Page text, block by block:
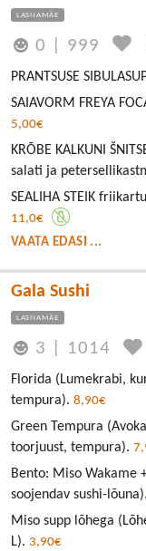
LASNAMÄE
0 999
PRANTSUSE
SAIAVORM FREYA
5,00€
KRÕBE KALKUNI
salati ja
SEALIHA STEIK
11,0€
VAATA EDASI ...
Gala Sushi
LASNAMÄE
3 1014
Florida (Lumekrabi,
tempura). 8,90€
Green Tempura
toorjuust, tempura).
Bento: Miso Wakame
soojendav sushi-lõuna).
Miso supp lõhega
L). 3,90€